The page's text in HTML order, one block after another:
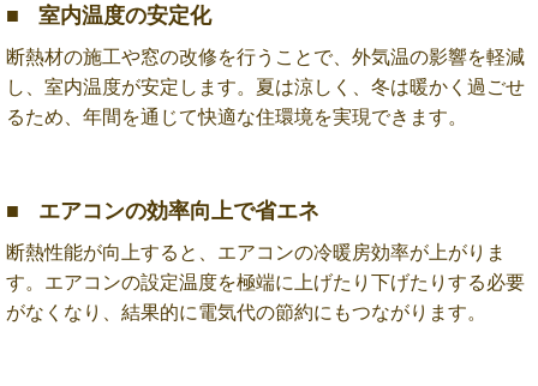
室内温度の安定化
断熱材の施工や窓の改修を行うことで、外気温の影響を軽減
し、室内温度が安定します。夏は涼しく、冬は暖かく過ごせ
るため、年間を通じて快適な住環境を実現できます。
エアコンの効率向上で省エネ
断熱性能が向上すると、エアコンの冷暖房効率が上がりま
す。エアコンの設定温度を極端に上げたり下げたりする必要
がなくなり、結果的に電気代の節約にもつながります。